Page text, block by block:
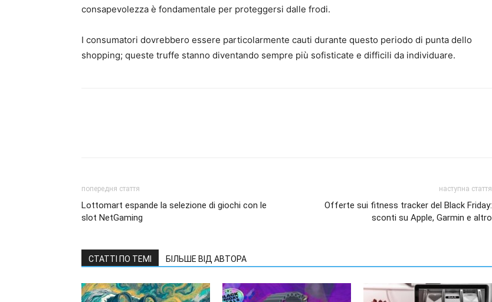
consapevolezza è fondamentale per proteggersi dalle frodi.
I consumatori dovrebbero essere particolarmente cauti durante questo periodo di punta dello
shopping; queste truffe stanno diventando sempre più sofisticate e difficili da individuare.
попередня стаття
Lottomart espande la selezione di giochi con le
slot NetGaming
наступна стаття
Offerte sui fitness tracker del Black Friday:
sconti su Apple, Garmin e altro
СТАТТІ ПО ТЕМІ БІЛЬШЕ ВІД АВТОРА